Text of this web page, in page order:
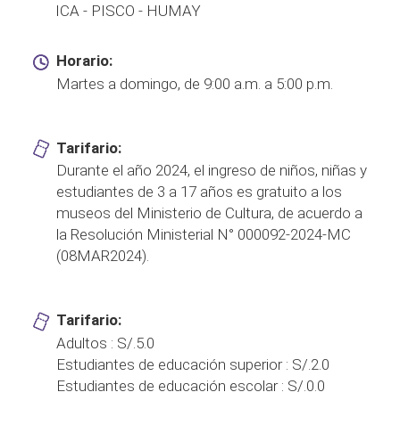
ICA - PISCO - HUMAY
Horario:
Martes a domingo, de 9:00 a.m. a 5:00 p.m.
Tarifario:
Durante el año 2024, el ingreso de niños, niñas y
estudiantes de 3 a 17 años es gratuito a los
museos del Ministerio de Cultura, de acuerdo a
la Resolución Ministerial N° 000092-2024-MC
(08MAR2024).
Tarifario:
Adultos : S/.5.0
Estudiantes de educación superior : S/.2.0
Estudiantes de educación escolar : S/.0.0